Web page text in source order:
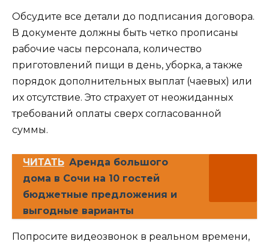
Обсудите все детали до подписания договора.
В документе должны быть четко прописаны
рабочие часы персонала, количество
приготовлений пищи в день, уборка, а также
порядок дополнительных выплат (чаевых) или
их отсутствие. Это страхует от неожиданных
требований оплаты сверх согласованной
суммы.
ЧИТАТЬ Аренда большого
дома в Сочи на 10 гостей
бюджетные предложения и
выгодные варианты
Попросите видеозвонок в реальном времени,